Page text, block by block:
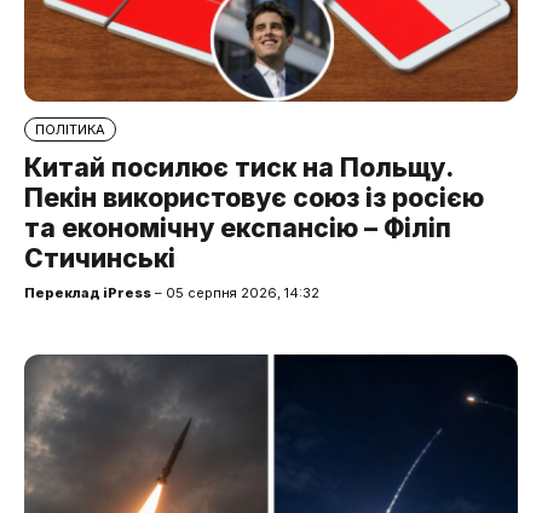
ПОЛІТИКА
Китай посилює тиск на Польщу.
Пекін використовує союз із росією
та економічну експансію – Філіп
Стичинські
Переклад iPress – 05 серпня 2026, 14:32